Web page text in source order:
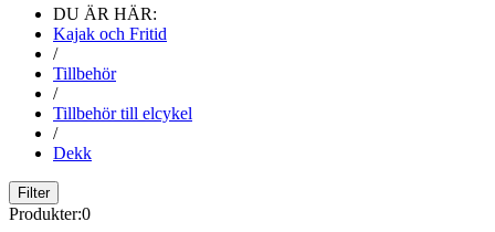
DU ÄR HÄR:
Kajak och Fritid
/
Tillbehör
/
Tillbehör till elcykel
/
Dekk
Filter
Produkter:0